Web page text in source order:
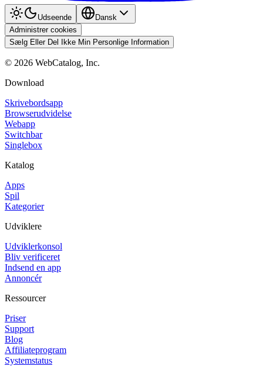
Udseende
Dansk
Administrer cookies
Sælg Eller Del Ikke Min Personlige Information
© 2026 WebCatalog, Inc.
Download
Skrivebordsapp
Browserudvidelse
Webapp
Switchbar
Singlebox
Katalog
Apps
Spil
Kategorier
Udviklere
Udviklerkonsol
Bliv verificeret
Indsend en app
Annoncér
Ressourcer
Priser
Support
Blog
Affiliateprogram
Systemstatus